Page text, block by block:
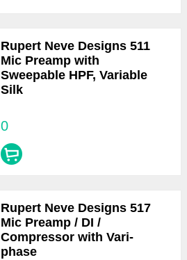
Rupert Neve Designs 511
Mic Preamp with
Sweepable HPF, Variable
Silk
0
Rupert Neve Designs 517
Mic Preamp / DI /
Compressor with Vari-
phase